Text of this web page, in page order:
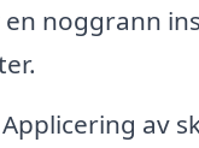
noggrann
Applicering av